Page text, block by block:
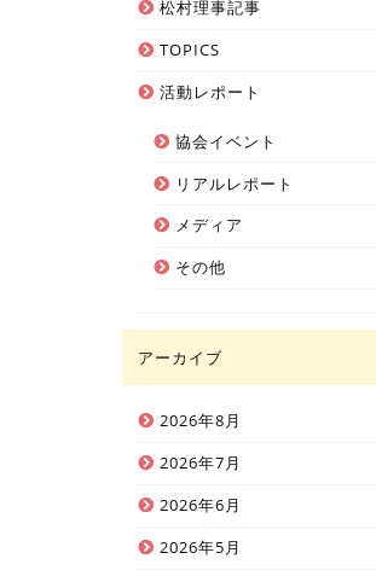
松村理事記事
TOPICS
活動レポート
協会イベント
リアルレポート
メディア
その他
アーカイブ
2026年8月
2026年7月
2026年6月
2026年5月